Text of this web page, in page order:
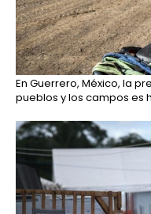
En Guerrero, México, la
pueblos y los campos es